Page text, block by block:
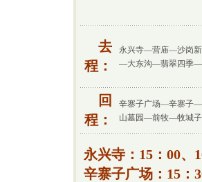
去
程：
永兴寺—营庙—沙岗
—大东沟—翡翠四季—
回
程：
辛寨子广场—辛寨子
山墓园—前牧—牧城
永兴寺：15：00、
辛寨子广场：15：